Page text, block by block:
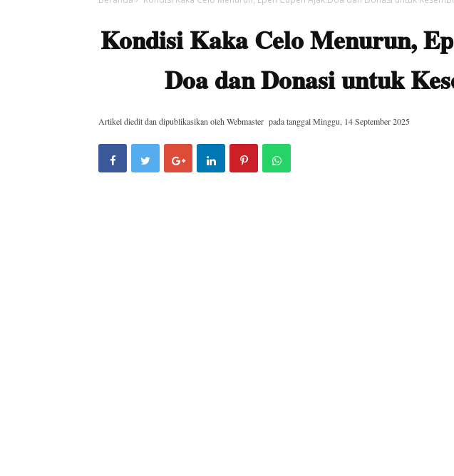
Kondisi Kaka Celo Menurun,
Doa dan Donasi untuk
Artikel diedit dan dipublikasikan oleh Webmaster pada tanggalMinggu, 14 September 2025